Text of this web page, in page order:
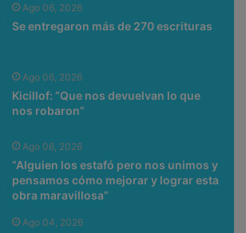
Ago 06, 2026
Se entregaron más de 270 escrituras
Ago 06, 2026
Kicillof: “Que nos devuelvan lo que
nos robaron”
Ago 06, 2026
“Alguien los estafó pero nos unimos y
pensamos cómo mejorar y lograr esta
obra maravillosa”
Ago 04, 2026